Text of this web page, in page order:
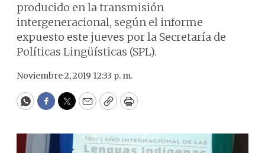
producido en la transmisión
intergeneracional, según el informe
expuesto este jueves por la Secretaría de
Políticas Lingüísticas (SPL).
Noviembre 2, 2019 12:33 p. m.
WhatsApp
Facebook
Twitter
EmailCopyPrint